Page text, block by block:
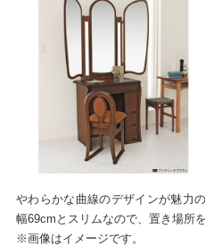
やわらかな曲線のデザインが魅力
幅69cmとスリムなので、置き場所
※画像はイメージです。